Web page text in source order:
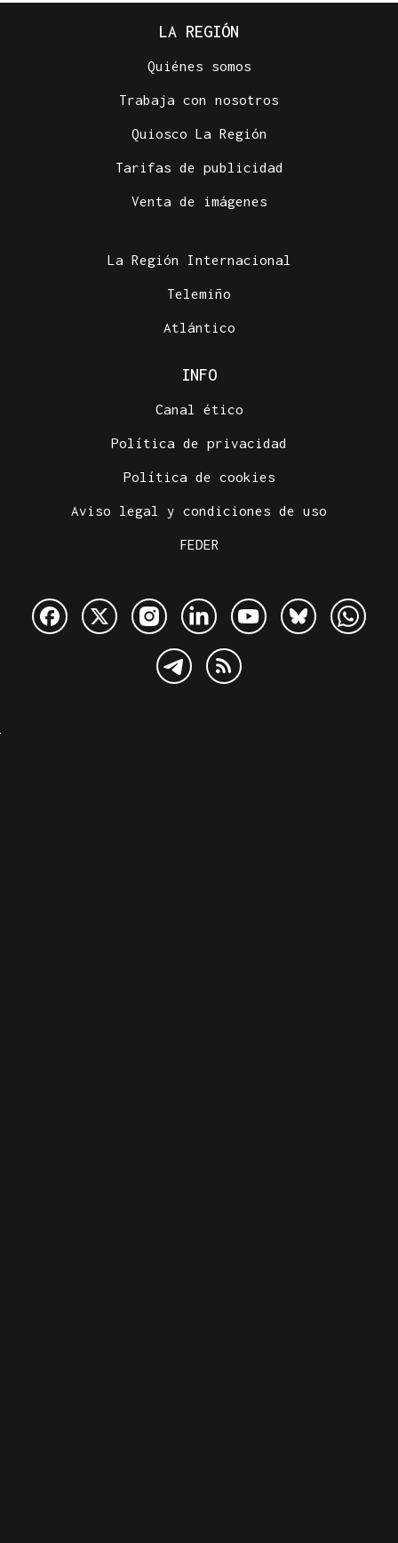
LA REGIÓN
Quiénes somos
Trabaja con nosotros
Quiosco La Región
Tarifas de publicidad
Venta de imágenes
La Región Internacional
Telemiño
Atlántico
INFO
Canal ético
Política de privacidad
Política de cookies
Aviso legal y condiciones de uso
FEDER